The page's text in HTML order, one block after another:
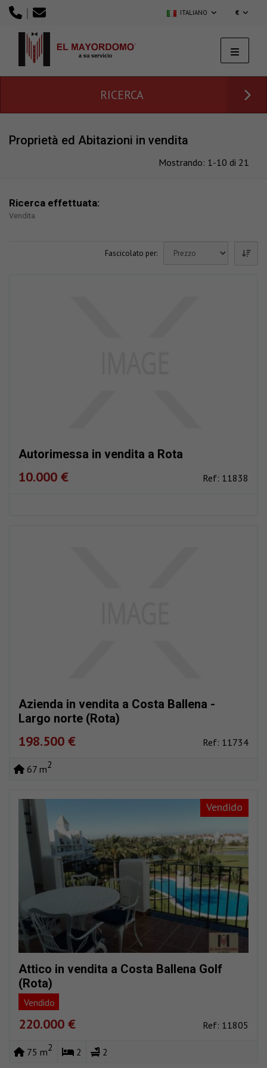
| ITALIANO €
RICERCA
Proprietà ed Abitazioni in vendita
Mostrando: 1-10 di 21
Ricerca effettuata:
Vendita
Fascicolato per:
Autorimessa in vendita a Rota
10.000 € Ref: 11838
Azienda in vendita a Costa Ballena -
Largo norte (Rota)
198.500 € Ref: 11734
67 m2
Vendido
Attico in vendita a Costa Ballena Golf
(Rota)
Vendido
220.000 € Ref: 11805
75 m2 2 2